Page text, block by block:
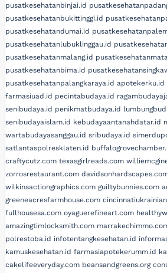
pusatkesehatanbinjai.id
pusatkesehatanbukittinggi.id
pusatkesehatandumai.id
pusatkesehatanlubuklinggau.id
pusatkesehatanmalang.id
pusatkesehatanbima.id
pusatkesehatanpalangkaraya.id apotekerku.id
farmasiuad.id pecintabudaya.id
senibudaya.id penikmatbudaya.id
senibudayaislam.id kebudayaantanahdatar.id
wartabudayasanggau.id sribudaya.id
satlantaspolresklaten.id
craftycutz.com texasgirlreads.com
zorrosrestaurant.com
wilkinsactiongraphics.com guiltybunnies.com
greeneacresfarmhouse.com
fullhousesa.com oyaguerefineart.com
amazingtimlocksmith.com
polrestoba.id infotentangkesehatan.id
kamuskesehatan.id farmasiapotekerumm.id
cakelifeeveryday.com beansandgreens.org